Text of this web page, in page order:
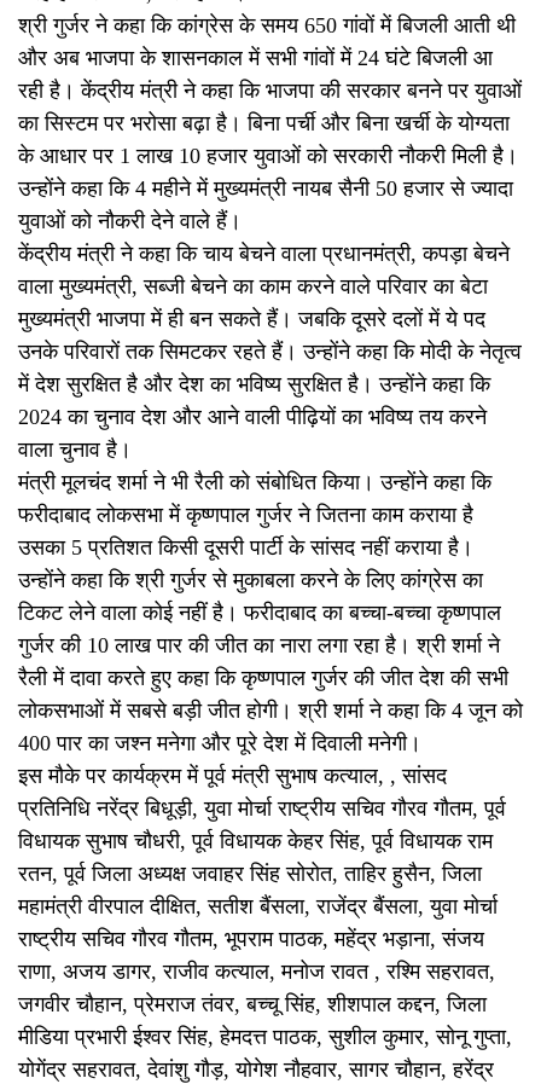
श्री गुर्जर ने कहा कि कांग्रेस के समय 650 गांवों में बिजली आती थी
और अब भाजपा के शासनकाल में सभी गांवों में 24 घंटे बिजली आ
रही है। केंद्रीय मंत्री ने कहा कि भाजपा की सरकार बनने पर युवाओं
का सिस्टम पर भरोसा बढ़ा है। बिना पर्ची और बिना खर्ची के योग्यता
के आधार पर 1 लाख 10 हजार युवाओं को सरकारी नौकरी मिली है।
उन्होंने कहा कि 4 महीने में मुख्यमंत्री नायब सैनी 50 हजार से ज्यादा
युवाओं को नौकरी देने वाले हैं।
केंद्रीय मंत्री ने कहा कि चाय बेचने वाला प्रधानमंत्री, कपड़ा बेचने
वाला मुख्यमंत्री, सब्जी बेचने का काम करने वाले परिवार का बेटा
मुख्यमंत्री भाजपा में ही बन सकते हैं। जबकि दूसरे दलों में ये पद
उनके परिवारों तक सिमटकर रहते हैं। उन्होंने कहा कि मोदी के नेतृत्व
में देश सुरक्षित है और देश का भविष्य सुरक्षित है। उन्होंने कहा कि
2024 का चुनाव देश और आने वाली पीढ़ियों का भविष्य तय करने
वाला चुनाव है।
मंत्री मूलचंद शर्मा ने भी रैली को संबोधित किया। उन्होंने कहा कि
फरीदाबाद लोकसभा में कृष्णपाल गुर्जर ने जितना काम कराया है
उसका 5 प्रतिशत किसी दूसरी पार्टी के सांसद नहीं कराया है।
उन्होंने कहा कि श्री गुर्जर से मुकाबला करने के लिए कांग्रेस का
टिकट लेने वाला कोई नहीं है। फरीदाबाद का बच्चा-बच्चा कृष्णपाल
गुर्जर की 10 लाख पार की जीत का नारा लगा रहा है। श्री शर्मा ने
रैली में दावा करते हुए कहा कि कृष्णपाल गुर्जर की जीत देश की सभी
लोकसभाओं में सबसे बड़ी जीत होगी। श्री शर्मा ने कहा कि 4 जून को
400 पार का जश्न मनेगा और पूरे देश में दिवाली मनेगी।
इस मौके पर कार्यक्रम में पूर्व मंत्री सुभाष कत्याल, , सांसद
प्रतिनिधि नरेंद्र बिधूड़ी, युवा मोर्चा राष्ट्रीय सचिव गौरव गौतम, पूर्व
विधायक सुभाष चौधरी, पूर्व विधायक केहर सिंह, पूर्व विधायक राम
रतन, पूर्व जिला अध्यक्ष जवाहर सिंह सोरोत, ताहिर हुसैन, जिला
महामंत्री वीरपाल दीक्षित, सतीश बैंसला, राजेंद्र बैंसला, युवा मोर्चा
राष्ट्रीय सचिव गौरव गौतम, भूपराम पाठक, महेंद्र भड़ाना, संजय
राणा, अजय डागर, राजीव कत्याल, मनोज रावत , रश्मि सहरावत,
जगवीर चौहान, प्रेमराज तंवर, बच्चू सिंह, शीशपाल कद्दन, जिला
मीडिया प्रभारी ईश्वर सिंह, हेमदत्त पाठक, सुशील कुमार, सोनू गुप्ता,
योगेंद्र सहरावत, देवांशु गौड़, योगेश नौहवार, सागर चौहान, हरेंद्र